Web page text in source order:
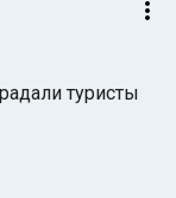
туристы